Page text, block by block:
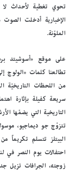
تحوي تغطية لأحداث لا
الإخبارية أدخلت الصوت
الملوّنة.
على موقع «أسوشيتد
تطالعنا كلمات
من اللحظات التاريخيّة
سريعة كفيلة بإثارة
التاريخية التي يضمّها
تتزوّج جو ديماجيو،
البيتلز تتسلم تكريماً
احتفالات يوم النصر في
زوجته، الجرافات تزيل